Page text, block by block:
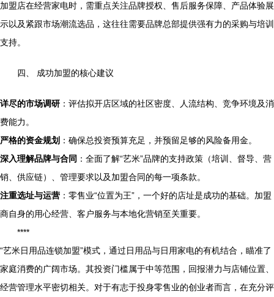
加盟店在经营家电时，需重点关注品牌授权、售后服务保障、产品体验展
示以及紧跟市场潮流选品，这往往需要品牌总部提供强有力的采购与培训
支持。
四、 成功加盟的核心建议
详尽的市场调研 ：评估拟开店区域的社区密度、人流结构、竞争环境及消
费能力。
严格的资金规划 ：确保总投资预算充足，并预留足够的风险备用金。
深入理解品牌与合同 ：全面了解“艺米”品牌的支持政策（培训、督导、营
销、供应链）、管理要求以及加盟合同的每一项条款。
注重选址与运营 ：零售业“位置为王”，一个好的店址是成功的基础。加盟
商自身的用心经营、客户服务与本地化营销至关重要。
****
“艺米日用品连锁加盟”模式，通过日用品与日用家电的有机结合，瞄准了
家庭消费的广阔市场。其投资门槛属于中等范围，回报潜力与店铺位置、
经营管理水平密切相关。对于有志于投身零售业的创业者而言，在充分评